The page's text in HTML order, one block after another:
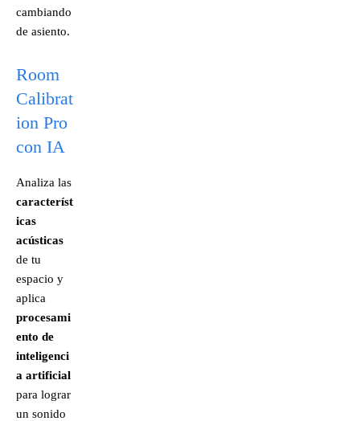
cambiando
de asiento.
Room
Calibrat
ion Pro
con IA
Analiza las
característ
icas
acústicas
de tu
espacio y
aplica
procesami
ento de
inteligenci
a artificial
para lograr
un sonido